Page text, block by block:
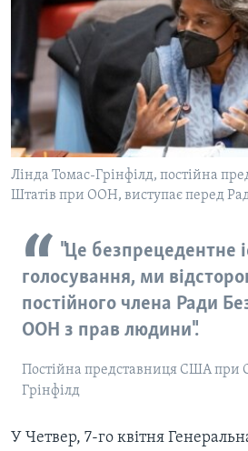
СУСПІЛЬСТВО
ЕКОНОМІКА
ІСТОРІЇ УСПІХУ УКРАЇНЦІВ
ТЕЛЕПРОГРАМИ
ЧАС-TIME
БРИФІНГ ГОЛОСУ АМЕРИКИ
СТУДІЯ ВАШИНГТОН
ВІКНО В АМЕРИКУ
ПРАЙМ-ТАЙМ
ПОГЛЯД З ВАШИНГТОНА
ENGLISH
Learning English
Мови
Лінда Томас-Грінфілд, постійна
Штатів при ООН, виступає перед
"Це безпрецедентне
голосування, ми
постійного члена Ради
ООН з прав людини".
Постійна представниця США при
Грінфілд
У Четвер, 7-го квітня